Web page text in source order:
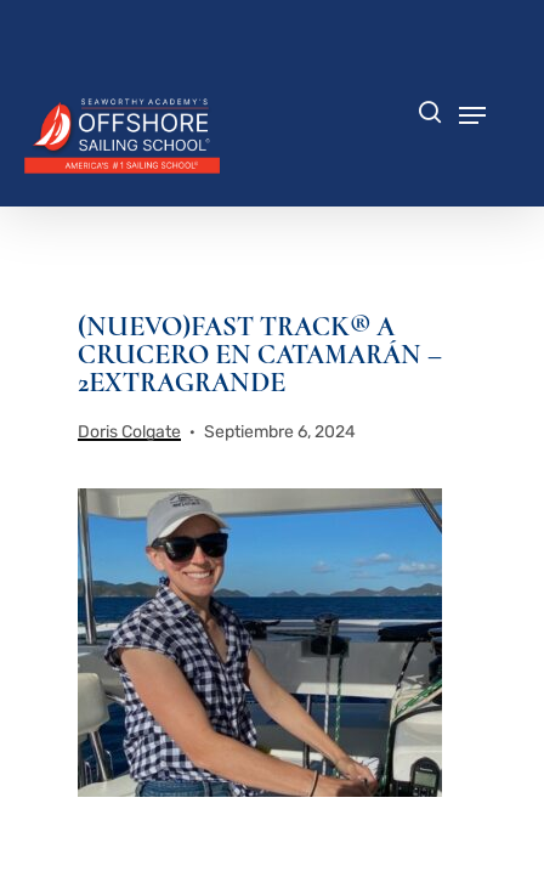
principal
(NUEVO)FAST TRACK® A
CRUCERO EN CATAMARÁN –
2EXTRAGRANDE
Doris Colgate Septiembre 6, 2024
menú